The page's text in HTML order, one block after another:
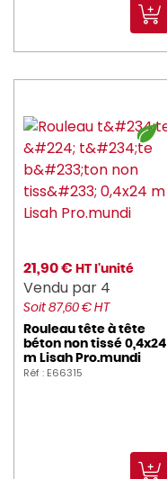
21,90 € HT l'unité
Vendu par 4
Soit 87,60 € HT
Rouleau tête à tête
béton non tissé 0,4x24
m Lisah Pro.mundi
Réf : E66315